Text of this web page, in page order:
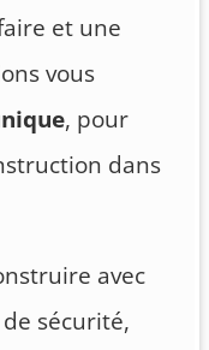
et une
vous
, pour
dans
avec
sécurité,